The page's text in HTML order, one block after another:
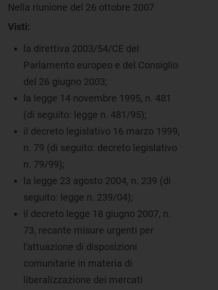
Nella riunione del 26 ottobre 2007
Visti:
la direttiva 2003/54/CE del
Parlamento europeo e del Consiglio
del 26 giugno 2003;
la legge 14 novembre 1995, n. 481
(di seguito: legge n. 481/95);
il decreto legislativo 16 marzo 1999,
n. 79 (di seguito: decreto legislativo
n. 79/99);
la legge 23 agosto 2004, n. 239 (di
seguito: legge n. 239/04);
il decreto legge 18 giugno 2007, n.
73, recante misure urgenti per
l'attuazione di disposizioni
comunitarie in materia di
liberalizzazione dei mercati